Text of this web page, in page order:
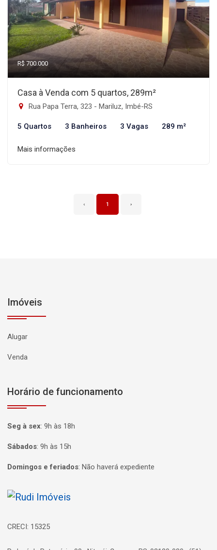
R$ 700.000
Casa à Venda com 5 quartos, 289m²
Rua Papa Terra, 323 - Mariluz, Imbé-RS
5 Quartos 3 Banheiros 3 Vagas 289 m²
Mais informações
‹ 1 ›
Imóveis
Alugar
Venda
Horário de funcionamento
Seg à sex: 9h às 18h
Sábados: 9h às 15h
Domingos e feriados: Não haverá expediente
Página inicial
CRECI: 15325